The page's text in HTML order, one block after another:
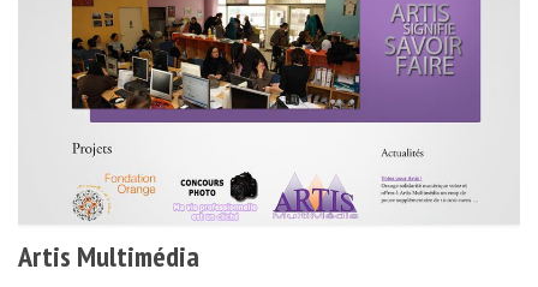
Artis Multimédia